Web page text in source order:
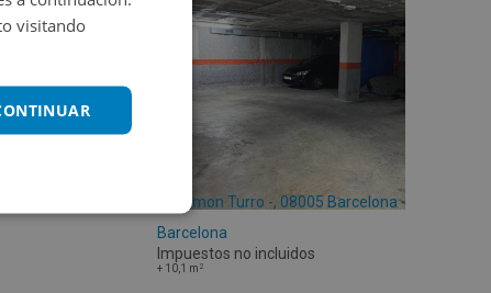
Cl Ramon Turro -, 08005 Barcelona -
Barcelona
Impuestos no incluidos
+ 10,1 m 2
visitando